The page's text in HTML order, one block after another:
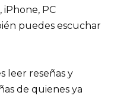
PC
puedes escuchar
leer reseñas y
de quienes ya